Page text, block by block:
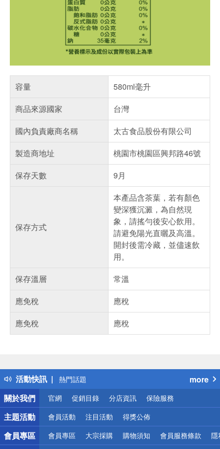
容量
580ml毫升
商品來源國家
台灣
國內負責廠商名稱
太古食品股份有限公司
製造商地址
桃園市桃園區興邦路46號
保存天數
9月
保存方式
本產品含茶葉，若有顏色
變深獲沉澱，為自然現
象，請搖勻後安心飲用。
請避免陽光直曬及高溫。
開封後需冷藏，並儘速飲
用。
保存溫層
常溫
應免稅
應稅
應免稅
應稅
活動快訊
得獎公告
熱門話題
銀行優惠
偏遠地區配送
詐騙網頁！請小心！
more
關於我們
官網 促銷目錄 分店資訊 保險服務
主題活動 會員活動 注目活動 得獎公佈
會員專區 會員專區 大宗採購 購物須知 會員服務條款 隱